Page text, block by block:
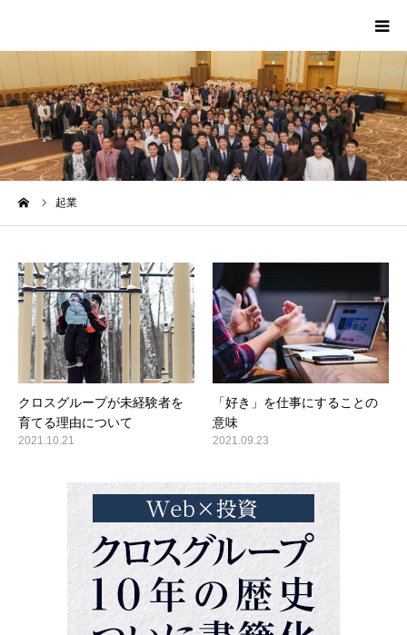
起業
クロスグループが未経験者を
育てる理由について
2021.10.21
「好き」を仕事にすることの
意味
2021.09.23
PROFILE
SCA
CONTACT
MESSAGE